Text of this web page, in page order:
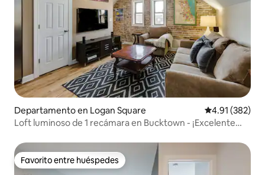
Departamento en Logan Square Calificación
4.91 (382)
Loft luminoso de 1 recámara en Bucktown - ¡Excelente
Favorito entre huéspedes
Favorito entre huéspedes